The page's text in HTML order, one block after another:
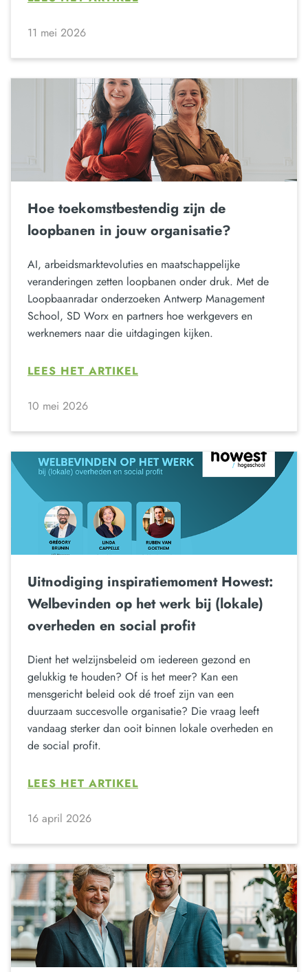
11 mei 2026
Hoe toekomstbestendig zijn de
loopbanen in jouw organisatie?
AI, arbeidsmarktevoluties en maatschappelijke
veranderingen zetten loopbanen onder druk. Met de
Loopbaanradar onderzoeken Antwerp Management
School, SD Worx en partners hoe werkgevers en
werknemers naar die uitdagingen kijken.
LEES HET ARTIKEL
10 mei 2026
Uitnodiging inspiratiemoment Howest:
Welbevinden op het werk bij (lokale)
overheden en social profit
Dient het welzijnsbeleid om iedereen gezond en
gelukkig te houden? Of is het meer? Kan een
mensgericht beleid ook dé troef zijn van een
duurzaam succesvolle organisatie? Die vraag leeft
vandaag sterker dan ooit binnen lokale overheden en
de social profit.
LEES HET ARTIKEL
16 april 2026